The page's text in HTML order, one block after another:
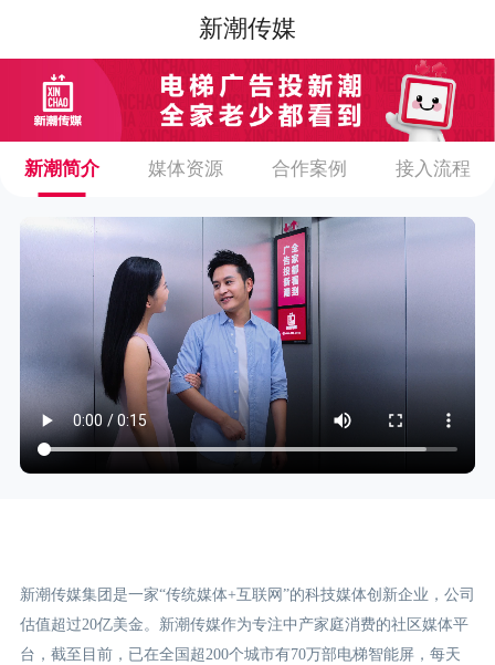
新潮传媒
新潮简介 媒体资源 合作案例 接入流程
新潮传媒集团是一家“传统媒体+互联网”的科技媒体创新企业，公司
估值超过20亿美金。新潮传媒作为专注中产家庭消费的社区媒体平
台，截至目前，已在全国超200个城市有70万部电梯智能屏，每天